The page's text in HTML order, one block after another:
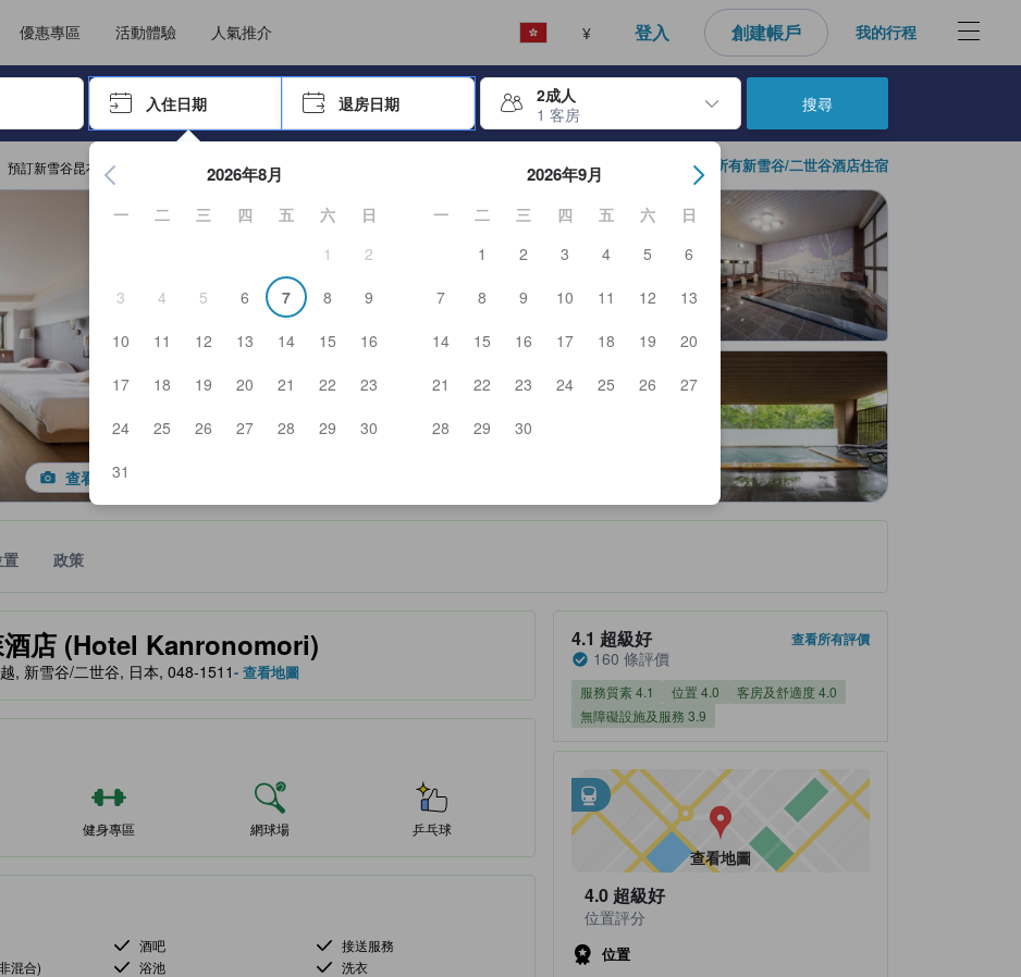
優惠專區 活動體驗 人氣推介 ¥ 登入 創建帳戶 我的行程
Tab鍵尋找，再按Enter鍵選擇
入住日期 退房日期
2成人
1 客房
按Enter鍵開始瀏覽日期選擇器，並使用方向鍵瀏覽入住和退房日期。使用Enter鍵選擇日期後，入住日期將會選取。請重覆相同步驟以選
2026年8月
一 二 三 四 五 六
日
1
2
3
4 5 6 7 8
9
10
11 12 13 14 15
16
17
18 19 20 21 22
23
24
25 26 27 28 29
30
31
2026年9月
一 二 三 四 五 六
日
1
2 3 4 5
6
7
8 9 10 11 12
13
14
15 16 17 18 19
20
21
22 23 24 25 26
27
28
29 30
搜尋
預訂新雪谷昆布溫泉 甘露之森酒店 所有新雪谷/二世谷酒店住宿
查看全部照片
政策
酒店 (Hotel Kanronomori)
設施服務等的預期。
, 新雪谷/二世谷, 日本, 048-1511- 查看地圖
健身專區 網球場 乒乓球
酒吧
接送服務
混合) 浴池 洗衣
4.1 超級好
160 條評價
查看所有評價
服務質素 4.1 位置 4.0
客房及舒適度 4.0
無障礙設施及服務 3.9
tooltip
最鄰近交通
• 約1.97公里可至Niseko Annupuri Gondola
查看地圖
4.0 超級好
位置評分
位置